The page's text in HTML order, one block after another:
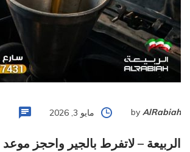
by AlRabiah مايو 3, 2026
الربيعة – لاتفرط بالجير واحجز